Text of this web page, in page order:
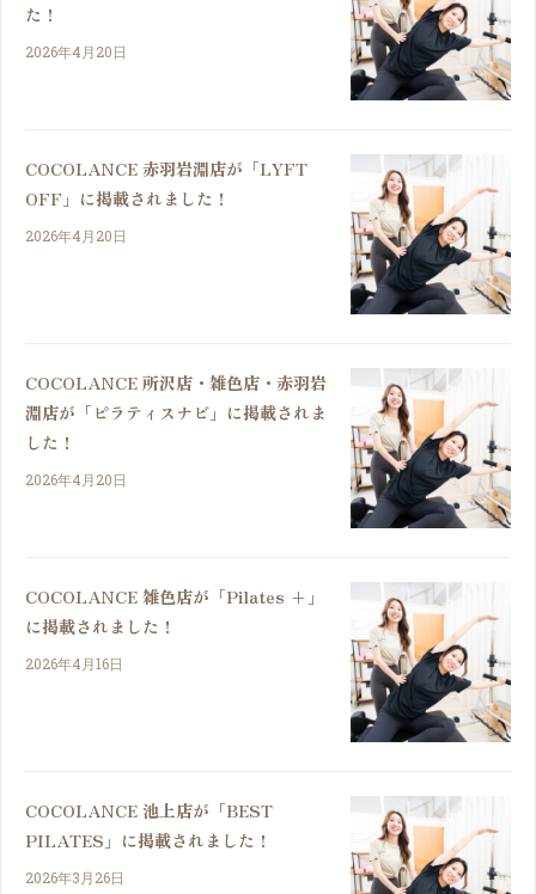
た！
2026年4月20日
COCOLANCE 赤羽岩淵店が「LYFT
OFF」に掲載されました！
2026年4月20日
COCOLANCE 所沢店・雑色店・赤羽岩
淵店が「ピラティスナビ」に掲載されま
した！
2026年4月20日
COCOLANCE 雑色店が「Pilates +」
に掲載されました！
2026年4月16日
COCOLANCE 池上店が「BEST
PILATES」に掲載されました！
2026年3月26日